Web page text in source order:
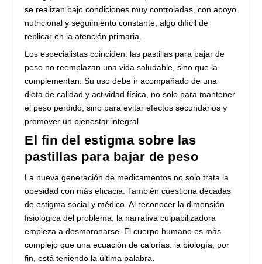
se realizan bajo condiciones muy controladas, con apoyo
nutricional y seguimiento constante, algo difícil de
replicar en la atención primaria.
Los especialistas coinciden: las pastillas para bajar de
peso no reemplazan una vida saludable, sino que la
complementan. Su uso debe ir acompañado de una
dieta de calidad y actividad física, no solo para mantener
el peso perdido, sino para evitar efectos secundarios y
promover un bienestar integral.
El fin del estigma sobre las
pastillas para bajar de peso
La nueva generación de medicamentos no solo trata la
obesidad con más eficacia. También cuestiona décadas
de estigma social y médico. Al reconocer la dimensión
fisiológica del problema, la narrativa culpabilizadora
empieza a desmoronarse. El cuerpo humano es más
complejo que una ecuación de calorías: la biología, por
fin, está teniendo la última palabra.